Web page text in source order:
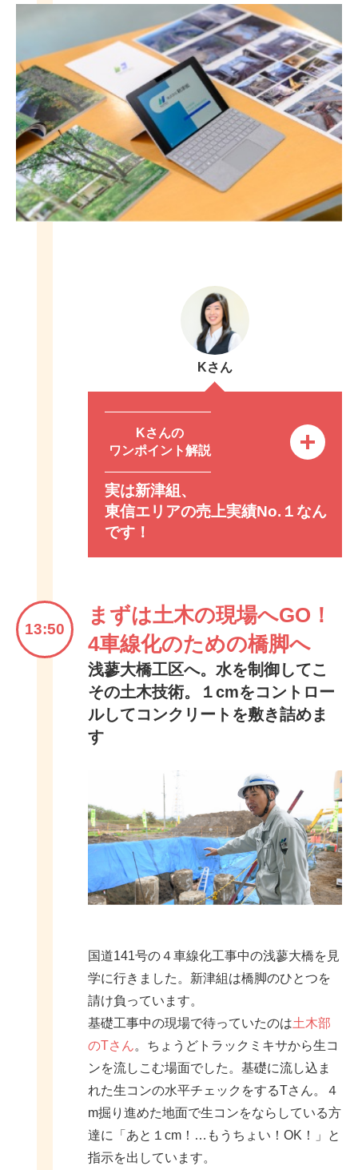
Kさん
Kさんの
ワンポイント解説
実は新津組、
東信エリアの売上実績No.１なん
です！
13:50
まずは土木の現場へGO！
4車線化のための橋脚へ
浅蓼大橋工区へ。水を制御してこ
その土木技術。１cmをコントロー
ルしてコンクリートを敷き詰めま
す
国道141号の４車線化工事中の浅蓼大橋を見
学に行きました。新津組は橋脚のひとつを
請け負っています。
基礎工事中の現場で待っていたのは土木部
のTさん。ちょうどトラックミキサから生コ
ンを流しこむ場面でした。基礎に流し込ま
れた生コンの水平チェックをするTさん。４
m掘り進めた地面で生コンをならしている方
達に「あと１cm！…もうちょい！OK！」と
指示を出しています。